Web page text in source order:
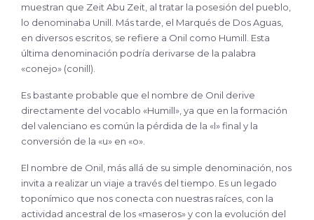
muestran que Zeit Abu Zeit, al tratar la posesión del pueblo,
lo denominaba Unill. Más tarde, el Marqués de Dos Aguas,
en diversos escritos, se refiere a Onil como Humill. Esta
última denominación podría derivarse de la palabra
«conejo» (conill).
Es bastante probable que el nombre de Onil derive
directamente del vocablo «Humill», ya que en la formación
del valenciano es común la pérdida de la «l» final y la
conversión de la «u» en «o».
El nombre de Onil, más allá de su simple denominación, nos
invita a realizar un viaje a través del tiempo. Es un legado
toponímico que nos conecta con nuestras raíces, con la
actividad ancestral de los «maseros» y con la evolución del